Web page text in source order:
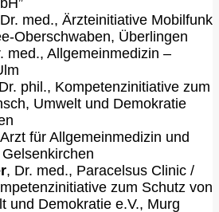
med., Ärzteinitiative Mobilfunk
Oberschwaben, Überlingen
med., Allgemeinmedizin –
phil., Kompetenzinitiative zum
Umwelt und Demokratie
für Allgemeinmedizin und
, Dr. med., Paracelsus Clinic /
zum Schutz von
und Demokratie e.V., Murg